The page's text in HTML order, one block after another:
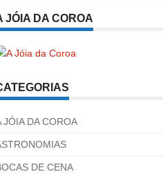
JÓIA DA COROA
JÓIA DA COROA
DE CENA